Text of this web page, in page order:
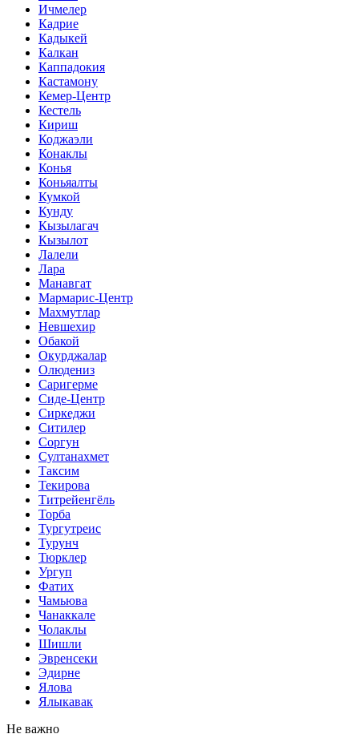
Ичмелер
Кадрие
Кадыкей
Калкан
Каппадокия
Кастамону
Кемер-Центр
Кестель
Кириш
Коджаэли
Конаклы
Конья
Коньяалты
Кумкой
Кунду
Кызылагач
Кызылот
Лалели
Лара
Манавгат
Мармарис-Центр
Махмутлар
Невшехир
Обакой
Окурджалар
Олюдениз
Саригерме
Сиде-Центр
Сиркеджи
Ситилер
Соргун
Султанахмет
Таксим
Текирова
Титрейенгёль
Торба
Тургутреис
Турунч
Тюрклер
Ургуп
Фатих
Чамьюва
Чанаккале
Чолаклы
Шишли
Эвренсеки
Эдирне
Ялова
Ялыкавак
Не важно